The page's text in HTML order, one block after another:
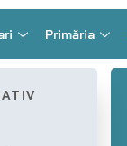
Primăria